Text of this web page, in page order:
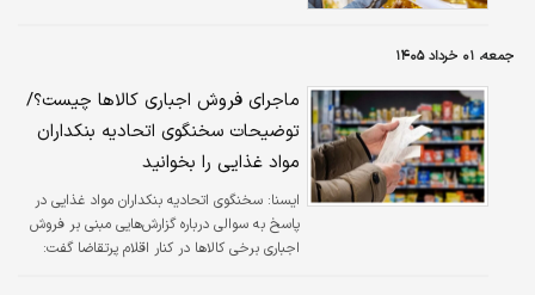
جمعه، ۰۱ خرداد ۱۴۰۵
ماجرای فروش اجباری کالاها چیست؟/
توضیحات سخنگوی اتحادیه بنکداران
مواد غذایی را بخوانید
ايسنا: سخنگوی اتحادیه بنکداران مواد غذایی در
پاسخ به سوالی درباره گزارش‌هایی مبنی بر فروش
اجباری برخی کالاها در کنار اقلام پرتقاضا گفت: